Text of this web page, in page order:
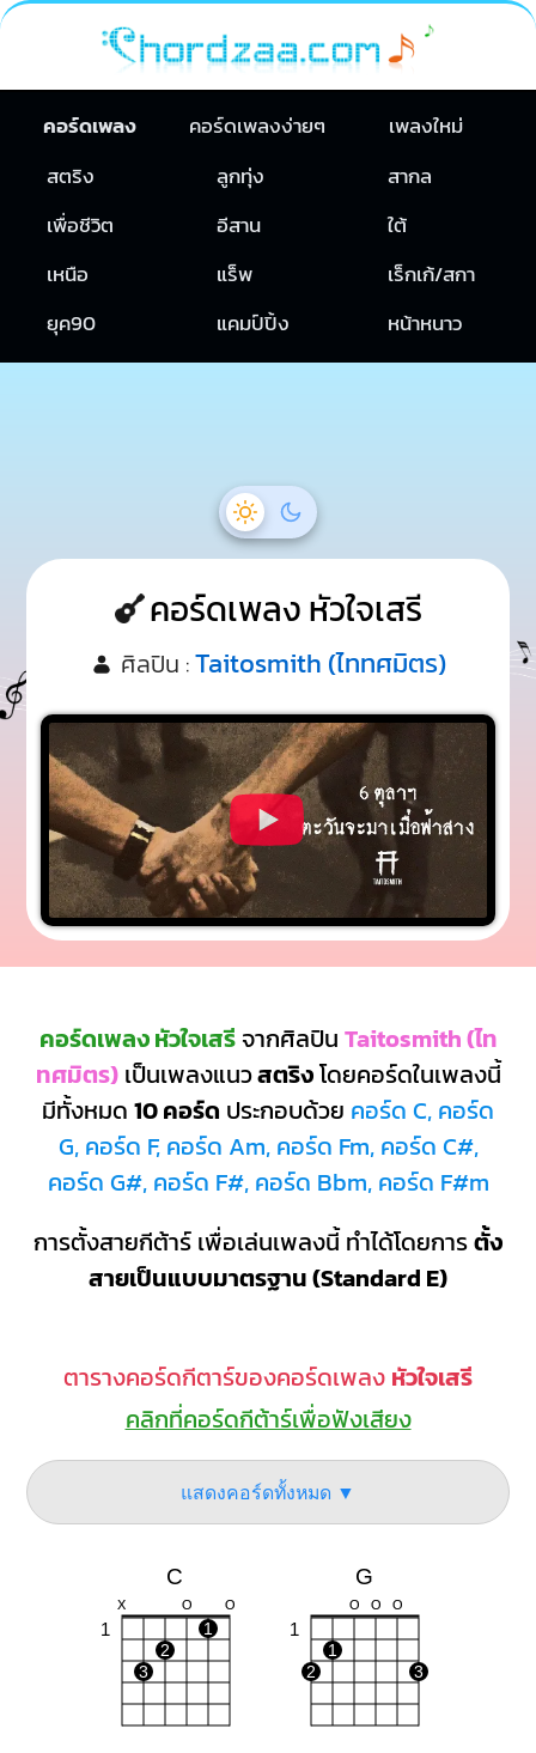
คอร์ดเพลง คอร์ดเพลงง่ายๆ
เพลงใหม่
สตริง
ลูกทุ่ง
สากล
เพื่อชีวิต
อีสาน
ใต้
เหนือ
แร็พ
เร็กเก้/สกา
ยุค90
แคมป์ปิ้ง หน้าหนาว
คอร์ดเพลง หัวใจเสรี
ศิลปิน :Taitosmith (ไททศมิตร)
คอร์ดเพลง หัวใจเสรีจากศิลปิน Taitosmith (ไท
ทศมิตร)เป็นเพลงแนวสตริงโดยคอร์ดในเพลงนี้
มีทั้งหมด 10 คอร์ด ประกอบด้วย คอร์ด C, คอร์ด
G, คอร์ด F, คอร์ด Am, คอร์ด Fm, คอร์ด C#,
คอร์ด G#, คอร์ด F#, คอร์ด Bbm, คอร์ด F#m
การตั้งสายกีต้าร์ เพื่อเล่นเพลงนี้ ทำได้โดยการตั้ง
สายเป็นแบบมาตรฐาน (Standard E)
ตารางคอร์ดกีตาร์ของคอร์ดเพลง หัวใจเสรี
คลิกที่คอร์ดกีต้าร์เพื่อฟังเสียง
แสดงคอร์ดทั้งหมด ▼
C
X O O
1
1
2
3
G
O O O
1
1
2
3